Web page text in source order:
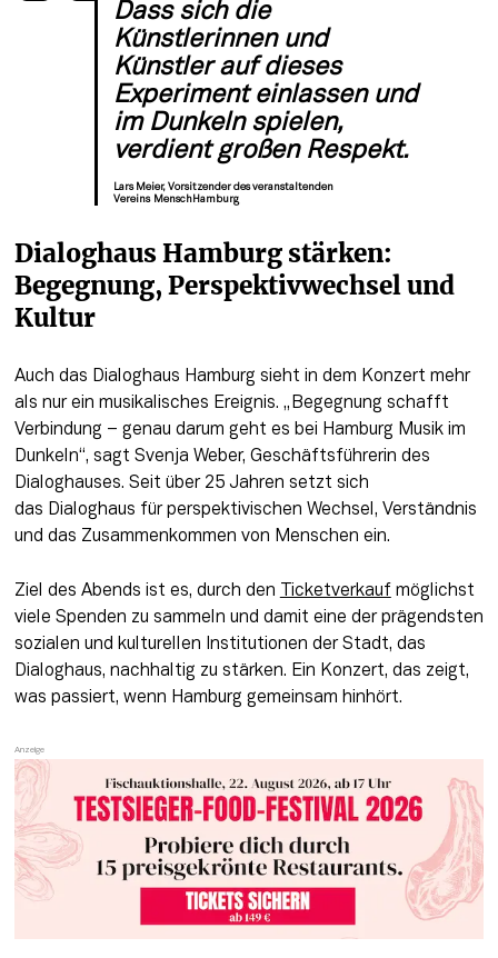
Dass sich die
Künstlerinnen und
Künstler auf dieses
Experiment einlassen und
im Dunkeln spielen,
verdient großen Respekt.
Lars Meier, Vorsitzender des veranstaltenden
Vereins MenschHamburg
Dialoghaus Hamburg stärken:
Begegnung, Perspektivwechsel und
Kultur
Auch das Dialoghaus Hamburg sieht in dem Konzert mehr
als nur ein musikalisches Ereignis. „Begegnung schafft
Verbindung – genau darum geht es bei Hamburg Musik im
Dunkeln“, sagt Svenja Weber, Geschäftsführerin des
Dialoghauses. Seit über 25 Jahren setzt sich
das Dialoghaus für perspektivischen Wechsel, Verständnis
und das Zusammenkommen von Menschen ein.
Ziel des Abends ist es, durch den Ticketverkauf möglichst
viele Spenden zu sammeln und damit eine der prägendsten
sozialen und kulturellen Institutionen der Stadt, das
Dialoghaus, nachhaltig zu stärken. Ein Konzert, das zeigt,
was passiert, wenn Hamburg gemeinsam hinhört.